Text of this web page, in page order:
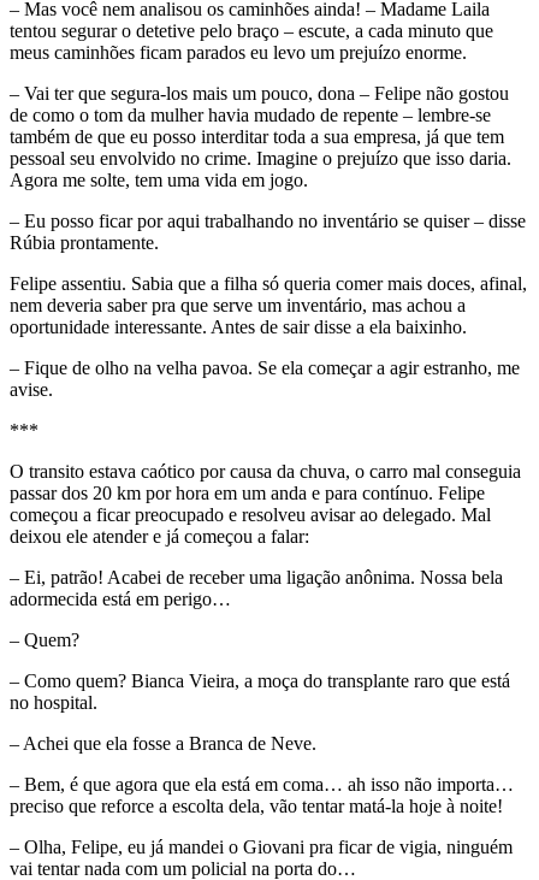
– Mas você nem analisou os caminhões ainda! – Madame Laila
tentou segurar o detetive pelo braço – escute, a cada minuto que
meus caminhões ficam parados eu levo um prejuízo enorme.
– Vai ter que segura-los mais um pouco, dona – Felipe não gostou
de como o tom da mulher havia mudado de repente – lembre-se
também de que eu posso interditar toda a sua empresa, já que tem
pessoal seu envolvido no crime. Imagine o prejuízo que isso daria.
Agora me solte, tem uma vida em jogo.
– Eu posso ficar por aqui trabalhando no inventário se quiser – disse
Rúbia prontamente.
Felipe assentiu. Sabia que a filha só queria comer mais doces, afinal,
nem deveria saber pra que serve um inventário, mas achou a
oportunidade interessante. Antes de sair disse a ela baixinho.
– Fique de olho na velha pavoa. Se ela começar a agir estranho, me
avise.
***
O transito estava caótico por causa da chuva, o carro mal conseguia
passar dos 20 km por hora em um anda e para contínuo. Felipe
começou a ficar preocupado e resolveu avisar ao delegado. Mal
deixou ele atender e já começou a falar:
– Ei, patrão! Acabei de receber uma ligação anônima. Nossa bela
adormecida está em perigo…
– Quem?
– Como quem? Bianca Vieira, a moça do transplante raro que está
no hospital.
– Achei que ela fosse a Branca de Neve.
– Bem, é que agora que ela está em coma… ah isso não importa…
preciso que reforce a escolta dela, vão tentar matá-la hoje à noite!
– Olha, Felipe, eu já mandei o Giovani pra ficar de vigia, ninguém
vai tentar nada com um policial na porta do…